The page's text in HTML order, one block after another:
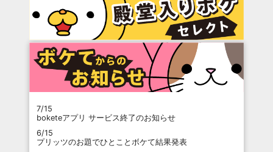
7/15
boketeアプリ サービス終了のお知らせ
6/15
プリッツのお題でひとことボケて結果発表